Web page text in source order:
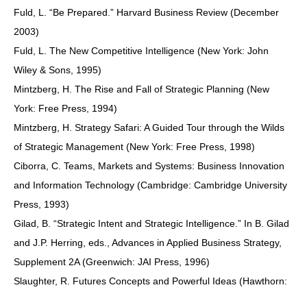
Fuld, L. “Be Prepared.” Harvard Business Review (December
2003)
Fuld, L. The New Competitive Intelligence (New York: John
Wiley & Sons, 1995)
Mintzberg, H. The Rise and Fall of Strategic Planning (New
York: Free Press, 1994)
Mintzberg, H. Strategy Safari: A Guided Tour through the Wilds
of Strategic Management (New York: Free Press, 1998)
Ciborra, C. Teams, Markets and Systems: Business Innovation
and Information Technology (Cambridge: Cambridge University
Press, 1993)
Gilad, B. “Strategic Intent and Strategic Intelligence.” In B. Gilad
and J.P. Herring, eds., Advances in Applied Business Strategy,
Supplement 2A (Greenwich: JAI Press, 1996)
Slaughter, R. Futures Concepts and Powerful Ideas (Hawthorn: